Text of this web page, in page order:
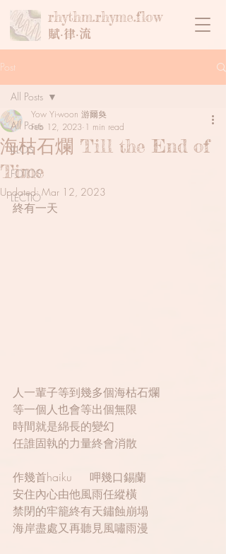
rhythm.rhyme.flow
賦‧律‧流
Post
All Posts
ILLOS
FOTOS
LECTIO
All Posts
海枯石爛 Till the End of
Time
Yow Yi-woon 游爾奐
Feb 12, 2023 1 min read
Updated:Mar 12, 2023
終有一天
人一輩子等到幾多個海枯石爛
等一個人也會等出個無限
時間就是綿長的變幻
任誰固執的力量終會消散
作幾首haiku     呷幾口錫蘭
安住內心由他風雨任縱橫
禁閉的牢籠終有天鏽蝕崩塌
海岸盡處又再聽見風嘯雨漫